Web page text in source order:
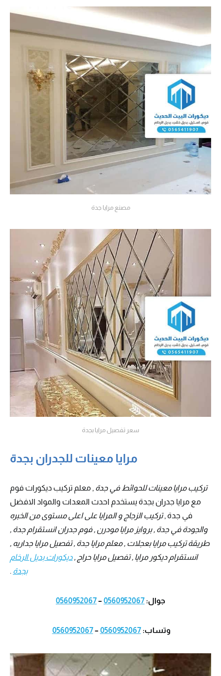
مصنع مرايا جدة
سعر تفصيل مرايا بجدة
مرايا معينات للجدران بجدة
تركيب مرايا معينات للحوائط في جدة , معلم تركيب ديكورات فوم
مع مرايا جدران بجدة يستخدم احدث المعدات والمواد الافضل
في جدة ,تركيب الزجاج و المرايا على اعلى مستوى من الخبره
والجودة في جدة , بروايز مرايا مودرن , فوم جدران انستقرام جدة ,
طريقة تركيب مرايا بعجلات , معلم مرايا جدة , تفصيل مرايا جداريه ,
انستقرام ديكور مرايا , تفصيل مرايا حراج ,ديكورات بديل الرخام
بجدة .
جوال: 0560952067
–
0560952067
وتساب:0560952067
–
0560952067